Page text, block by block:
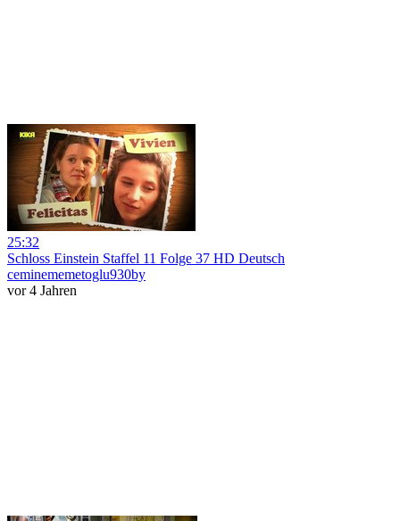
25:32
Schloss Einstein Staffel 11 Folge 37 HD Deutsch
ceminememetoglu930by
vor 4 Jahren